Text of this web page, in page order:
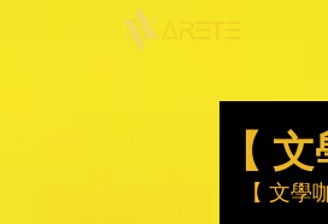
【
【 文學